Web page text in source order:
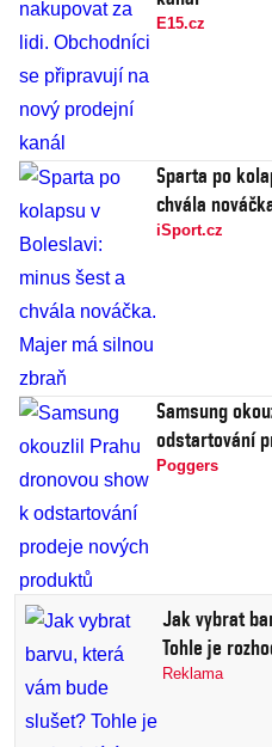
E15.cz
Sparta po
chvála
iSport.cz
Samsung
odstartování
Poggers
Jak vybrat
Tohle je
Reklama